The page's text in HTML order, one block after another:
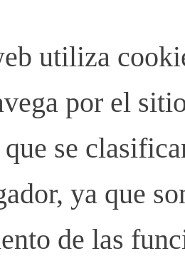
utiliza
por el
se
ya que
de las